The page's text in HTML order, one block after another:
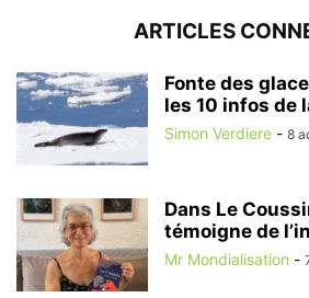
ARTICLES
Fonte des
les 10 infos de
Simon Verdiere - 8
Dans Le
témoigne de
Mr Mondialisation -